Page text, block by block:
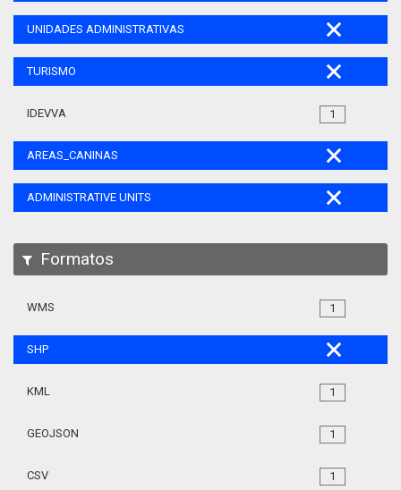
UNIDADES ADMINISTRATIVAS
TURISMO
1
IDEVVA
AREAS_CANINAS
ADMINISTRATIVE UNITS
Formatos
1
WMS
SHP
1
KML
1
GEOJSON
1
CSV